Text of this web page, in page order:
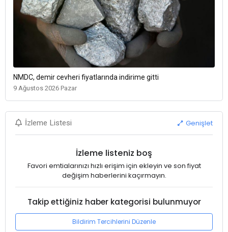
NMDC, demir cevheri fiyatlarında indirime gitti
9 Ağustos 2026 Pazar
İzleme Listesi Genişlet
İzleme listeniz boş
Favori emtialarınızı hızlı erişim için ekleyin ve son fiyat
değişim haberlerini kaçırmayın.
Takip ettiğiniz haber kategorisi bulunmuyor
Bildirim Tercihlerini Düzenle